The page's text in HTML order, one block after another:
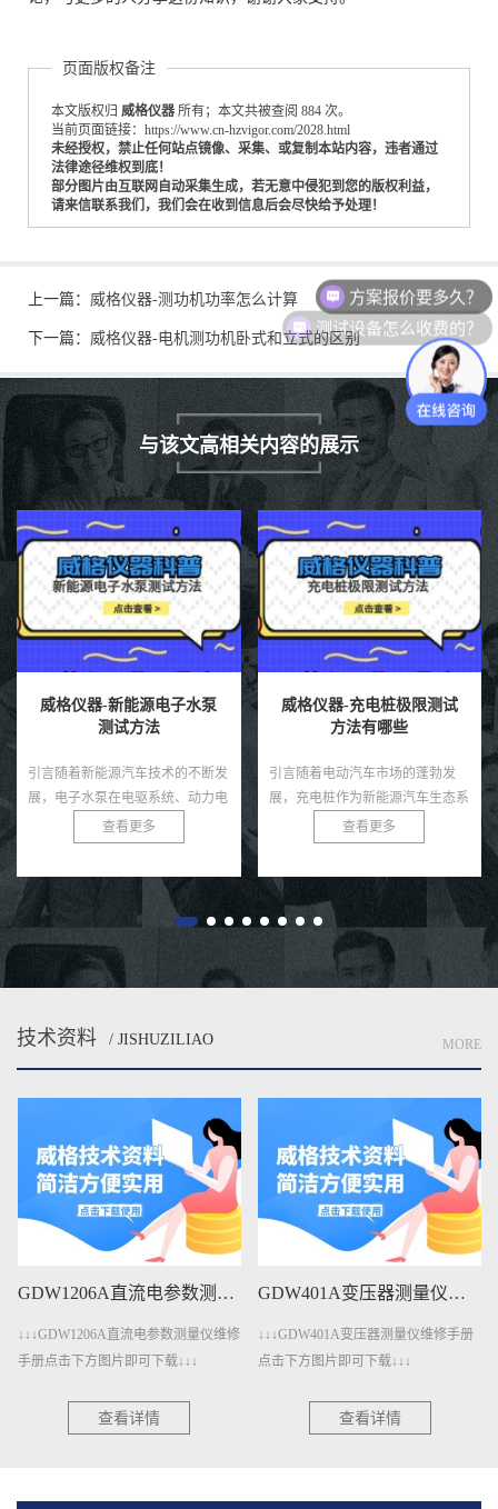
页面版权备注
本文版权归 威格仪器 所有；本文共被查阅 884 次。
当前页面链接：https://www.cn-hzvigor.com/2028.html
未经授权，禁止任何站点镜像、采集、或复制本站内容，违者通过
法律途径维权到底！
部分图片由互联网自动采集生成，若无意中侵犯到您的版权利益，
请来信联系我们，我们会在收到信息后会尽快给予处理！
上一篇： 威格仪器-测功机功率怎么计算
下一篇： 威格仪器-电机测功机卧式和立式的区别
与该文高相关内容的展示
威格仪器-新能源电子水泵
测试方法
引言随着新能源汽车技术的不断发
展，电子水泵在电驱系统、动力电
池、热管理模块等环节中起着至关
重要的冷却作用。相比传统机械水
查看更多
威格仪器-充电桩极限测试
方法有哪些
引言随着电动汽车市场的蓬勃发
展，充电桩作为新能源汽车生态系
统的核心基础设施，其性能和可靠
性直接影响用户体验和电网安全。
低...
查看更多
技术资料 / JISHUZILIAO MORE
GDW1206A直流电参数测量仪维修手册下载
↓↓↓GDW1206A直流电参数测量仪维修
手册点击下方图片即可下载↓↓↓
查看详情
GDW401A变压器测量仪维修手册下载
↓↓↓GDW401A变压器测量仪维修手册
点击下方图片即可下载↓↓↓
查看详情
测试设备怎么收费的？